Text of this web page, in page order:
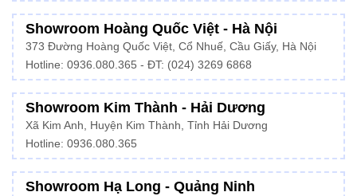
Showroom Hoàng Quốc Việt - Hà Nội
373 Đường Hoàng Quốc Việt, Cổ Nhuế, Cầu Giấy, Hà Nội
Hotline: 0936.080.365 - ĐT: (024) 3269 6868
Showroom Kim Thành - Hải Dương
Xã Kim Anh, Huyện Kim Thành, Tỉnh Hải Dương
Hotline: 0936.080.365
Showroom Hạ Long - Quảng Ninh